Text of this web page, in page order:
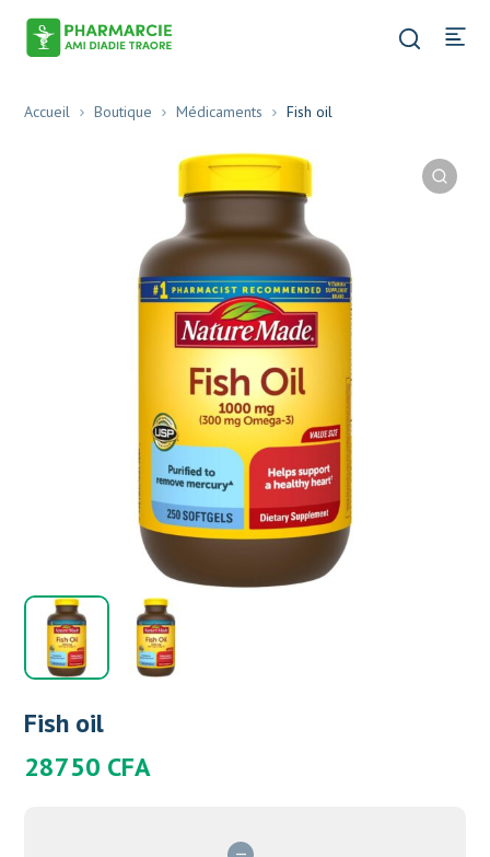
Accueil Boutique Médicaments Fish oil
Fish oil
28750 CFA